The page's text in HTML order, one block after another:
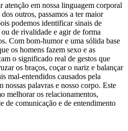
atenção em nossa linguagem corporal
outros, passamos a ter maior
podemos identificar sinais de
de rivalidade e agir de forma
Com bom-humor e uma sólida base
os homens fazem sexo e as
o significado real de gestos que
os braços, coçar o nariz e balançar
mal-entendidos causados pela
nossas palavras e nosso corpo. Este
melhorar os relacionamentos,
de comunicação e de entendimento